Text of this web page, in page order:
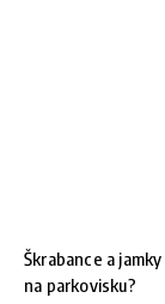
Škrabance a
na parkovisku?